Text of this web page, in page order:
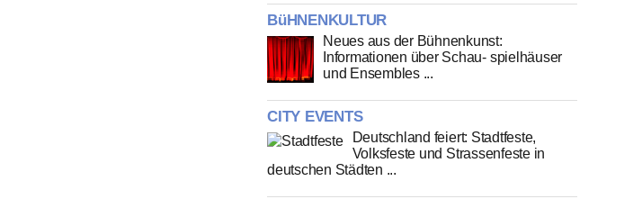
BüHNENKULTUR
Neues aus der Bühnenkunst:
Informationen über Schau- spielhäuser
und Ensembles ...
CITY EVENTS
Deutschland feiert: Stadtfeste,
Volksfeste und Strassenfeste in
deutschen Städten ...